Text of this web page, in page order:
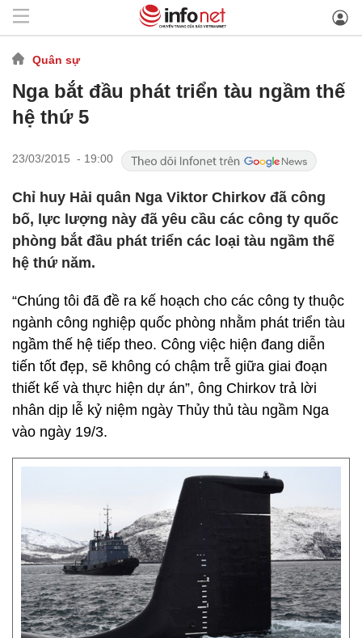
Quân sự
Nga bắt đầu phát triển tàu ngầm thế
hệ thứ 5
23/03/2015 - 19:00
Chỉ huy Hải quân Nga Viktor Chirkov đã công
bố, lực lượng này đã yêu cầu các công ty quốc
phòng bắt đầu phát triển các loại tàu ngầm thế
hệ thứ năm.
“Chúng tôi đã đề ra kế hoạch cho các công ty thuộc
ngành công nghiệp quốc phòng nhằm phát triển tàu
ngầm thế hệ tiếp theo. Công việc hiện đang diễn
tiến tốt đẹp, sẽ không có chậm trễ giữa giai đoạn
thiết kế và thực hiện dự án”, ông Chirkov trả lời
nhân dịp lễ kỷ niệm ngày Thủy thủ tàu ngầm Nga
vào ngày 19/3.